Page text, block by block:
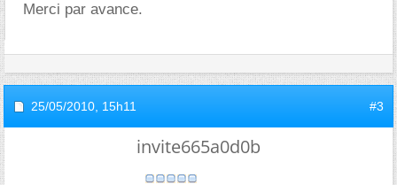
Merci par avance.
25/05/2010, 15h11 #3
invite665a0d0b